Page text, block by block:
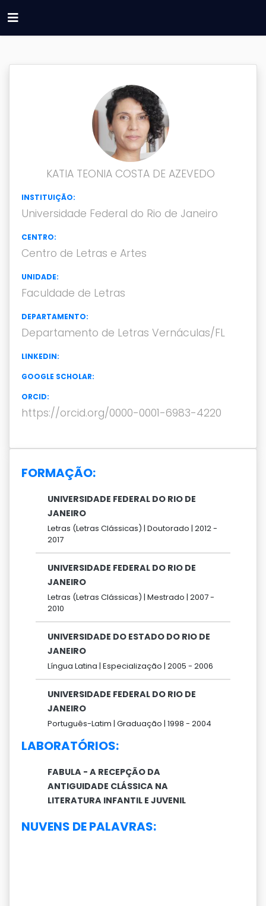
KATIA TEONIA COSTA DE AZEVEDO
INSTITUIÇÃO:
Universidade Federal do Rio de Janeiro
CENTRO:
Centro de Letras e Artes
UNIDADE:
Faculdade de Letras
DEPARTAMENTO:
Departamento de Letras Vernáculas/FL
LINKEDIN:
GOOGLE SCHOLAR:
ORCID:
https://orcid.org/0000-0001-6983-4220
FORMAÇÃO:
UNIVERSIDADE FEDERAL DO RIO DE
JANEIRO
Letras (Letras Clássicas) | Doutorado | 2012 -
2017
UNIVERSIDADE FEDERAL DO RIO DE
JANEIRO
Letras (Letras Clássicas) | Mestrado | 2007 -
2010
UNIVERSIDADE DO ESTADO DO RIO DE
JANEIRO
Língua Latina | Especialização | 2005 - 2006
UNIVERSIDADE FEDERAL DO RIO DE
JANEIRO
Português-Latim | Graduação | 1998 - 2004
LABORATÓRIOS:
FABULA - A RECEPÇÃO DA
ANTIGUIDADE CLÁSSICA NA
LITERATURA INFANTIL E JUVENIL
NUVENS DE PALAVRAS: